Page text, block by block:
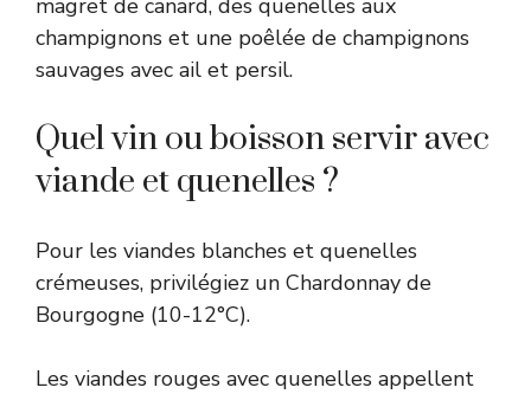
champignons et une poêlée de champignons
sauvages avec ail et persil.
Quel vin ou boisson servir avec
viande et quenelles ?
Pour les viandes blanches et quenelles
crémeuses, privilégiez un Chardonnay de
Bourgogne (10-12°C).
Les viandes rouges avec quenelles appellent